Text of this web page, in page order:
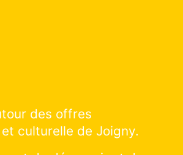
artistique et culturelle
à venir !